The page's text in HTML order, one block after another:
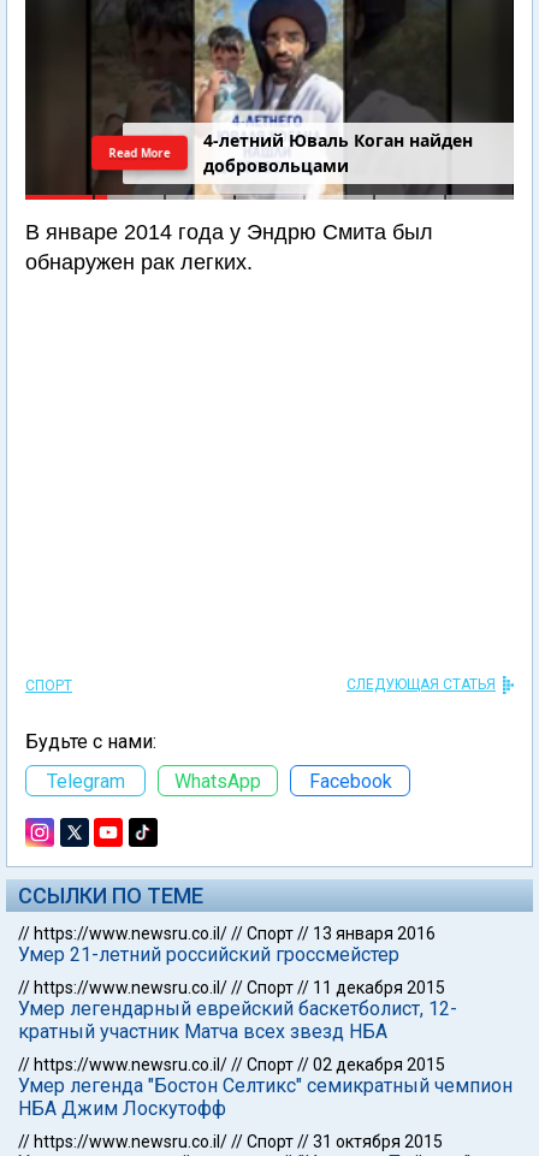
4-летний Юваль Коган найден
добровольцами
Read More
В январе 2014 года у Эндрю Смита был
обнаружен рак легких.
СПОРТ СЛЕДУЮЩАЯ СТАТЬЯ
Будьте с нами:
Telegram
WhatsApp Facebook
ССЫЛКИ ПО ТЕМЕ
// https://www.newsru.co.il///Спорт// 13 января 2016
Умер 21-летний российский гроссмейстер
// https://www.newsru.co.il///Спорт// 11 декабря 2015
Умер легендарный еврейский баскетболист, 12-
кратный участник Матча всех звезд НБА
// https://www.newsru.co.il///Спорт//02 декабря 2015
Умер легенда "Бостон Селтикс" семикратный чемпион
НБА Джим Лоскутофф
// https://www.newsru.co.il///Спорт//31 октября 2015